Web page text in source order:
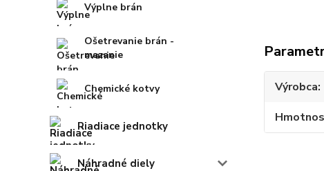
Výplne brán
Ošetrevanie brán -
mazanie
Chemické kotvy
Riadiace jednotky
Náhradné diely
Výrobca